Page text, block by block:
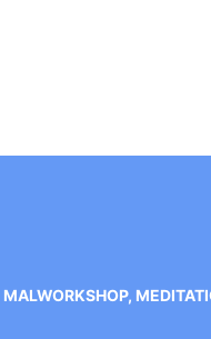
MALWORKSHOP,